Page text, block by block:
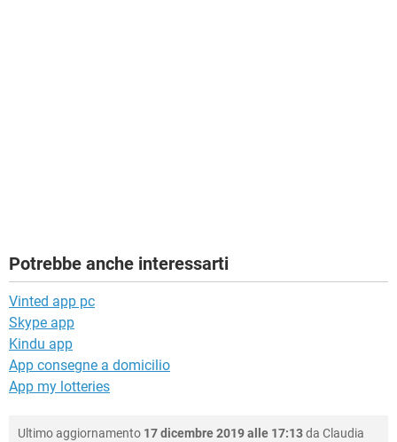
Potrebbe anche interessarti
Vinted app pc
Skype app
Kindu app
App consegne a domicilio
App my lotteries
Ultimo aggiornamento 17 dicembre 2019 alle 17:13da Claudia